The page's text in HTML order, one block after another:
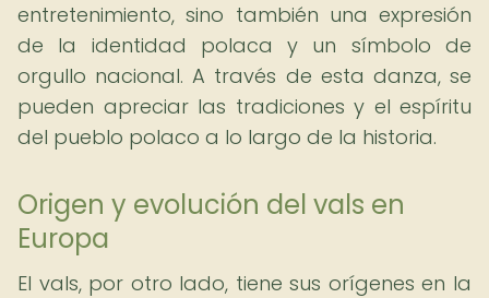
entretenimiento, sino también una expresión
de la identidad polaca y un símbolo de
orgullo nacional. A través de esta danza, se
pueden apreciar las tradiciones y el espíritu
del pueblo polaco a lo largo de la historia.
Origen y evolución del vals en
Europa
El vals, por otro lado, tiene sus orígenes en la